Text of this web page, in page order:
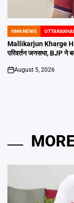
POSTED
IN
HNN NEWS
Mallikarjun Kharge
परिवर्तन जनसभा, BJP ने
on
August 5, 2026